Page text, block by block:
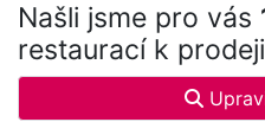
Našli jsme pro vás
restaurací k